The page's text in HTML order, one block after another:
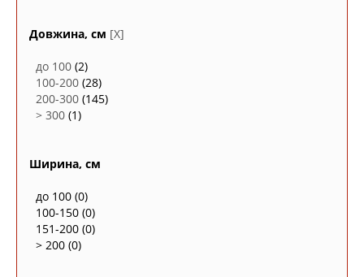
Довжина, см [X]
до 100 (2)
100-200 (28)
200-300 (145)
> 300 (1)
Ширина, см
до 100 (0)
100-150 (0)
151-200 (0)
> 200 (0)